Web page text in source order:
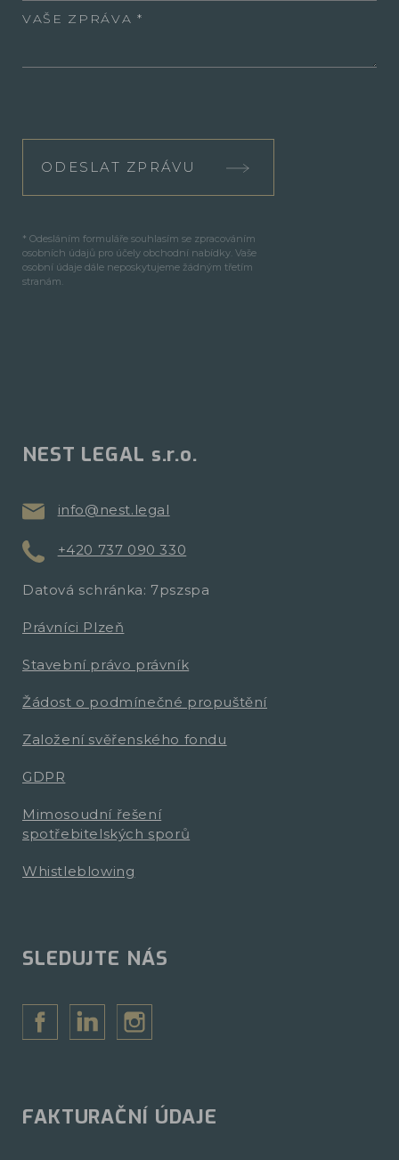
VAŠE ZPRÁVA
ODESLAT ZPRÁVU
* Odesláním formuláře souhlasím se zpracováním
osobních údajů pro účely obchodní nabídky. Vaše
osobní údaje dále neposkytujeme žádným třetím
stranám.
NEST LEGAL s.r.o.
info@nest.legal
+420 737 090 330
Datová schránka: 7pszspa
Právníci Plzeň
Stavební právo právník
Žádost o podmínečné propuštění
Založení svěřenského fondu
GDPR
Mimosoudní řešení
spotřebitelských sporů
Whistleblowing
SLEDUJTE NÁS
FAKTURAČNÍ ÚDAJE